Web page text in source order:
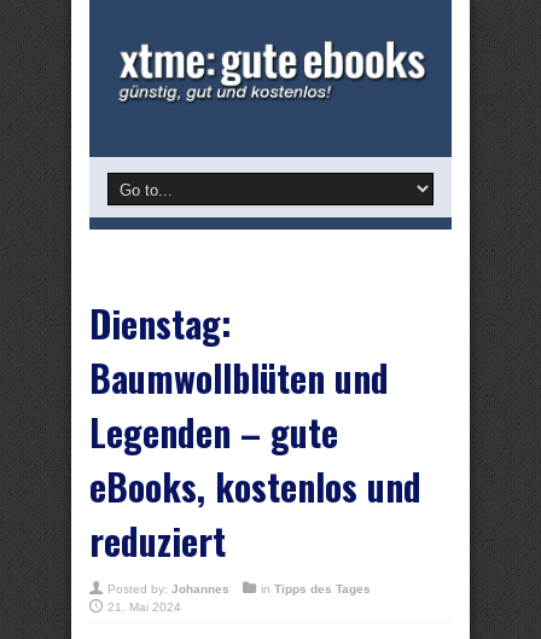
Dienstag:
Baumwollblüten und
Legenden – gute
eBooks, kostenlos und
reduziert
Posted by: Johannes in Tipps des Tages
21. Mai 2024